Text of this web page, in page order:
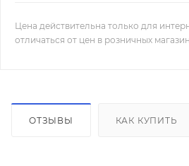
Цена действительна только для
отличаться от цен в розничных
ОТЗЫВЫ КАК КУПИТЬ